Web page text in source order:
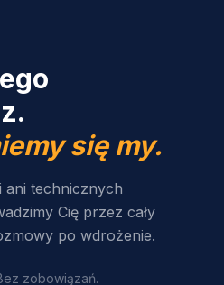
się my.
ani technicznych
Cię przez cały
po wdrożenie.
zobowiązań.